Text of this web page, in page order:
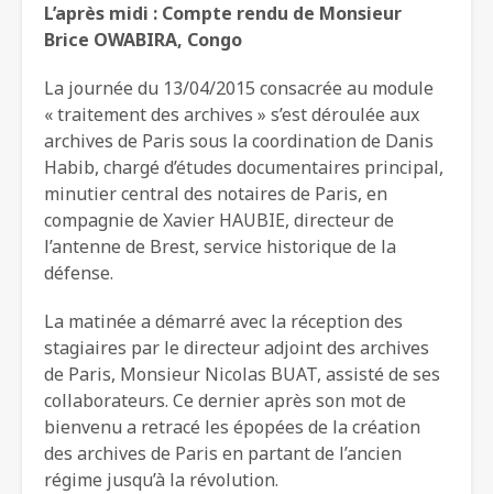
L’après midi : Compte rendu de Monsieur
Brice OWABIRA, Congo
La journée du 13/04/2015 consacrée au module
« traitement des archives » s’est déroulée aux
archives de Paris sous la coordination de Danis
Habib, chargé d’études documentaires principal,
minutier central des notaires de Paris, en
compagnie de Xavier HAUBIE, directeur de
l’antenne de Brest, service historique de la
défense.
La matinée a démarré avec la réception des
stagiaires par le directeur adjoint des archives
de Paris, Monsieur Nicolas BUAT, assisté de ses
collaborateurs. Ce dernier après son mot de
bienvenu a retracé les épopées de la création
des archives de Paris en partant de l’ancien
régime jusqu’à la révolution.